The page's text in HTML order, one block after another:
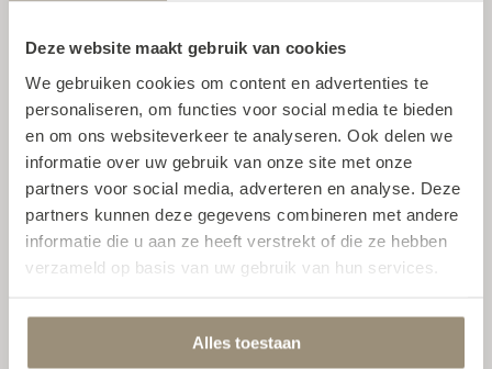
Deze website maakt gebruik van cookies
We gebruiken cookies om content en advertenties te
personaliseren, om functies voor social media te bieden
en om ons websiteverkeer te analyseren. Ook delen we
informatie over uw gebruik van onze site met onze
partners voor social media, adverteren en analyse. Deze
partners kunnen deze gegevens combineren met andere
informatie die u aan ze heeft verstrekt of die ze hebben
verzameld op basis van uw gebruik van hun services.
Alles toestaan
Een ander uniek aspect is de lange
wand van het aanrecht. De vorige
bewoners hadden deze verlengd in het
raamkozijn door middel van een
houten constructie, iets wat we
stiekem ook wilden, maar niet zeker
Keukens dacht mee en maakte het
mogelijk. Dit leverde ons meer